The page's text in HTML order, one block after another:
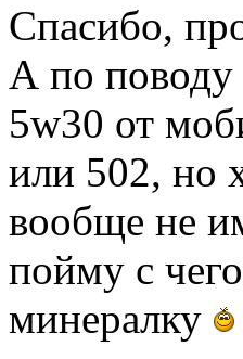
Спасибо,
А по поводу
5w30 от
или 502, но
вообще не
пойму с
минералку